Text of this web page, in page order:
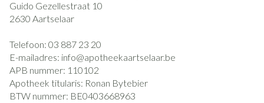
Guido Gezellestraat 10
2630 Aartselaar
Telefoon: 03 887 23 20
E-mailadres: info@apotheekaartselaar.be
APB nummer: 110102
Apotheek titularis: Ronan Bytebier
BTW nummer: BE0403668963